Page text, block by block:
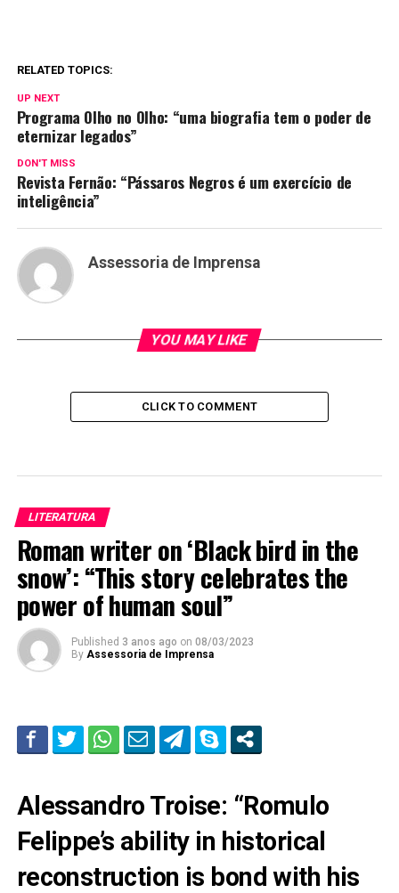
RELATED TOPICS:
UP NEXT
Programa Olho no Olho: “uma biografia tem o poder de
eternizar legados”
DON'T MISS
Revista Fernão: “Pássaros Negros é um exercício de
inteligência”
Assessoria de Imprensa
YOU MAY LIKE
CLICK TO COMMENT
LITERATURA
Roman writer on ‘Black bird in the
snow’: “This story celebrates the
power of human soul”
Published 3 anos ago on 08/03/2023
By Assessoria de Imprensa
Alessandro Troise: “Romulo
Felippe’s ability in historical
reconstruction is bond with his